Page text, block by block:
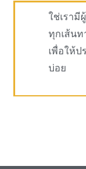
ใช่เรามี
ทุกเส้นท
เพื่อให้
บ่อย